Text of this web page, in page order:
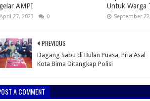
AMPI
April 27, 2023 0
Untuk Warga
September
PREVIOUS
Dagang Sabu di Bulan Puasa, Pria Asal
Kota Bima Ditangkap Polisi
A COMMENT